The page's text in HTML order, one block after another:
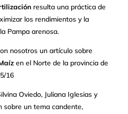
resulta una práctica de
los rendimientos y la
Pampa arenosa.
nosotros un artículo sobre
en el Norte de la provincia de
16
Oviedo, Juliana Iglesias y
sobre un tema candente,